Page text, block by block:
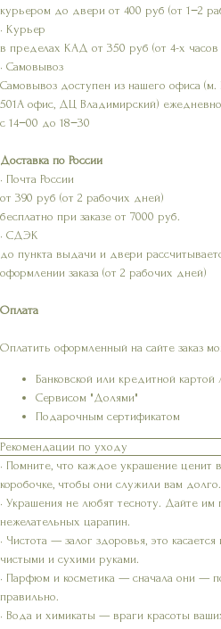
курьером до двери от 400 руб (от 1−2
• Курьер
в пределах КАД от 350 руб (от 4-х часов
• Самовывоз
Самовывоз доступен из нашего офиса (м.
501А офис, ДЦ Владимирский)
с 14−00 до 18−30
Доставка по России
• Почта России
от 390 руб (от 2 рабочих дней)
бесплатно при заказе от 7000 руб.
• СДЭК
до пункта выдачи и двери
оформлении заказа (от 2 рабочих дней)
Оплата
Оплатить оформленный на сайте заказ
Банковской или кредитной
Сервисом "Долями"
Подарочным сертификатом
Рекомендации по уходу
• Помните, что каждое украшение ценит
коробочке, чтобы они служили вам долго.
• Украшения не любят тесноту. Дайте им
нежелательных царапин.
• Чистота — залог здоровья, это
чистыми и сухими руками.
• Парфюм и косметика — сначала они —
правильно.
• Вода и химикаты — враги красоты